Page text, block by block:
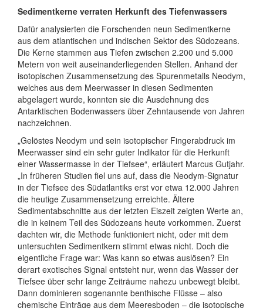
Sedimentkerne verraten Herkunft des Tiefenwassers
Dafür analysierten die Forschenden neun Sedimentkerne
aus dem atlantischen und indischen Sektor des Südozeans.
Die Kerne stammen aus Tiefen zwischen 2.200 und 5.000
Metern von weit auseinanderliegenden Stellen. Anhand der
isotopischen Zusammensetzung des Spurenmetalls Neodym,
welches aus dem Meerwasser in diesen Sedimenten
abgelagert wurde, konnten sie die Ausdehnung des
Antarktischen Bodenwassers über Zehntausende von Jahren
nachzeichnen.
„Gelöstes Neodym und sein isotopischer Fingerabdruck im
Meerwasser sind ein sehr guter Indikator für die Herkunft
einer Wassermasse in der Tiefsee“, erläutert Marcus Gutjahr.
„In früheren Studien fiel uns auf, dass die Neodym-Signatur
in der Tiefsee des Südatlantiks erst vor etwa 12.000 Jahren
die heutige Zusammensetzung erreichte. Ältere
Sedimentabschnitte aus der letzten Eiszeit zeigten Werte an,
die in keinem Teil des Südozeans heute vorkommen. Zuerst
dachten wir, die Methode funktioniert nicht, oder mit dem
untersuchten Sedimentkern stimmt etwas nicht. Doch die
eigentliche Frage war: Was kann so etwas auslösen? Ein
derart exotisches Signal entsteht nur, wenn das Wasser der
Tiefsee über sehr lange Zeiträume nahezu unbewegt bleibt.
Dann dominieren sogenannte benthische Flüsse – also
chemische Einträge aus dem Meeresboden – die isotopische